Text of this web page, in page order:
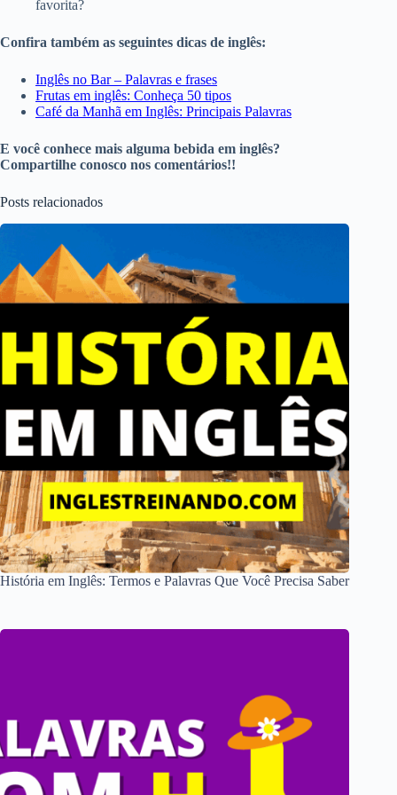
favorita?
Confira também as seguintes dicas de inglês:
Inglês no Bar – Palavras e frases
Frutas em inglês: Conheça 50 tipos
Café da Manhã em Inglês: Principais Palavras
E você conhece mais alguma bebida em inglês?
Compartilhe conosco nos comentários!!
Posts relacionados
História em Inglês: Termos e Palavras Que Você Precisa Saber